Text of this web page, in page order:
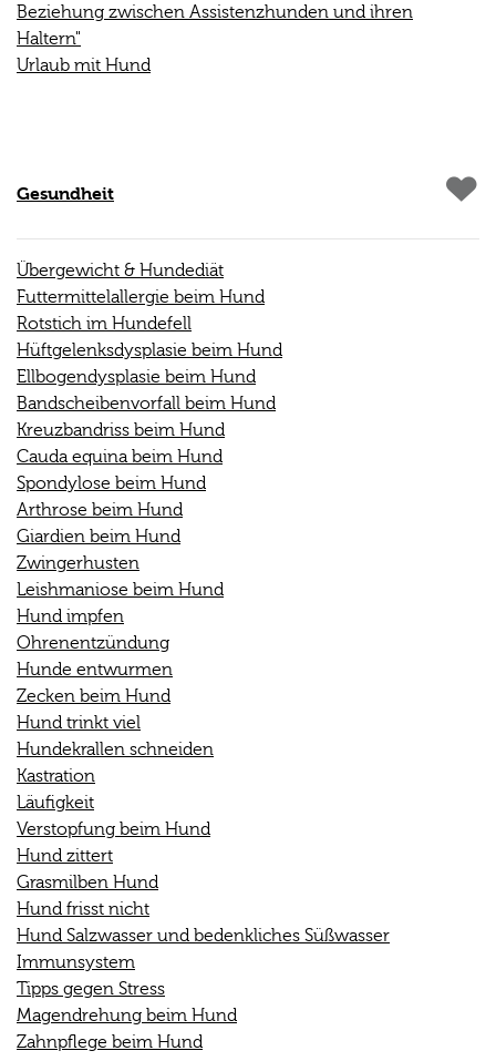
Beziehung zwischen Assistenzhunden und ihren
Haltern"
Urlaub mit Hund
Gesundheit
Übergewicht & Hundediät
Futtermittelallergie beim Hund
Rotstich im Hundefell
Hüftgelenksdysplasie beim Hund
Ellbogendysplasie beim Hund
Bandscheibenvorfall beim Hund
Kreuzbandriss beim Hund
Cauda equina beim Hund
Spondylose beim Hund
Arthrose beim Hund
Giardien beim Hund
Zwingerhusten
Leishmaniose beim Hund
Hund impfen
Ohrenentzündung
Hunde entwurmen
Zecken beim Hund
Hund trinkt viel
Hundekrallen schneiden
Kastration
Läufigkeit
Verstopfung beim Hund
Hund zittert
Grasmilben Hund
Hund frisst nicht
Hund Salzwasser und bedenkliches Süßwasser
Immunsystem
Tipps gegen Stress
Magendrehung beim Hund
Zahnpflege beim Hund